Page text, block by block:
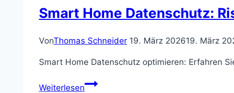
im
Alter
Smart Home Datenschutz:
VonThomas Schneider 19. März 202619. März
Smart Home Datenschutz optimieren: Erfahren
WeiterlesenSmart